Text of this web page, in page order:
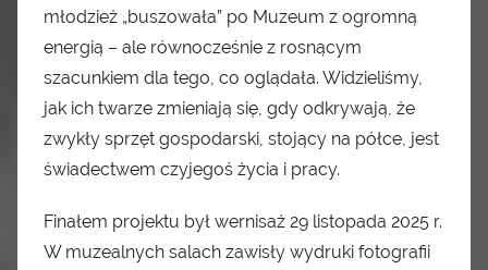
młodzież „buszowała” po Muzeum z ogromną
energią – ale równocześnie z rosnącym
szacunkiem dla tego, co oglądała. Widzieliśmy,
jak ich twarze zmieniają się, gdy odkrywają, że
zwykły sprzęt gospodarski, stojący na półce, jest
świadectwem czyjegoś życia i pracy.
Finałem projektu był wernisaż 29 listopada 2025 r.
W muzealnych salach zawisły wydruki fotografii